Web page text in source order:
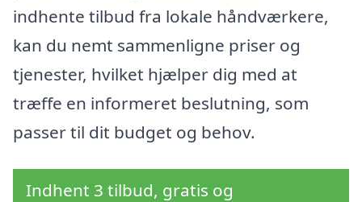
indhente tilbud fra lokale håndværkere,
kan du nemt sammenligne priser og
tjenester, hvilket hjælper dig med at
træffe en informeret beslutning, som
passer til dit budget og behov.
Indhent 3 tilbud, gratis og